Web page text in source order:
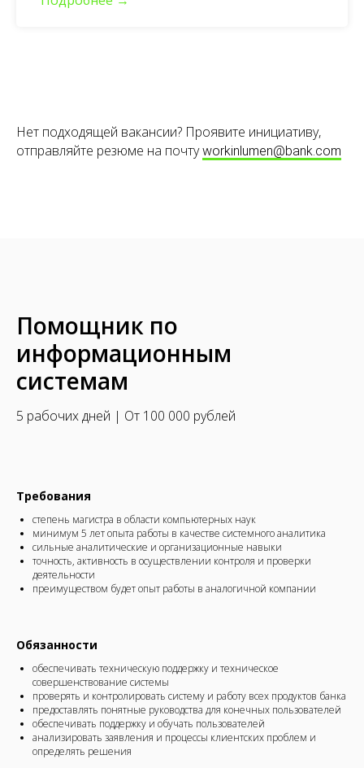
Нет подходящей вакансии? Проявите инициативу,
отправляйте резюме на почтуworkinlumen@bank.com
Помощник по
информационным
системам
5 рабочих дней | От 100 000 рублей
Требования
степень магистра в области компьютерных наук
минимум 5 лет опыта работы в качестве системного аналитика
сильные аналитические и организационные навыки
точность, активность в осуществлении контроля и проверки
деятельности
преимуществом будет опыт работы в аналогичной компании
Обязанности
обеспечивать техническую поддержку и техническое
совершенствование системы
проверять и контролировать систему и работу всех продуктов банка
предоставлять понятные руководства для конечных пользователей
обеспечивать поддержку и обучать пользователей
анализировать заявления и процессы клиентских проблем и
определять решения